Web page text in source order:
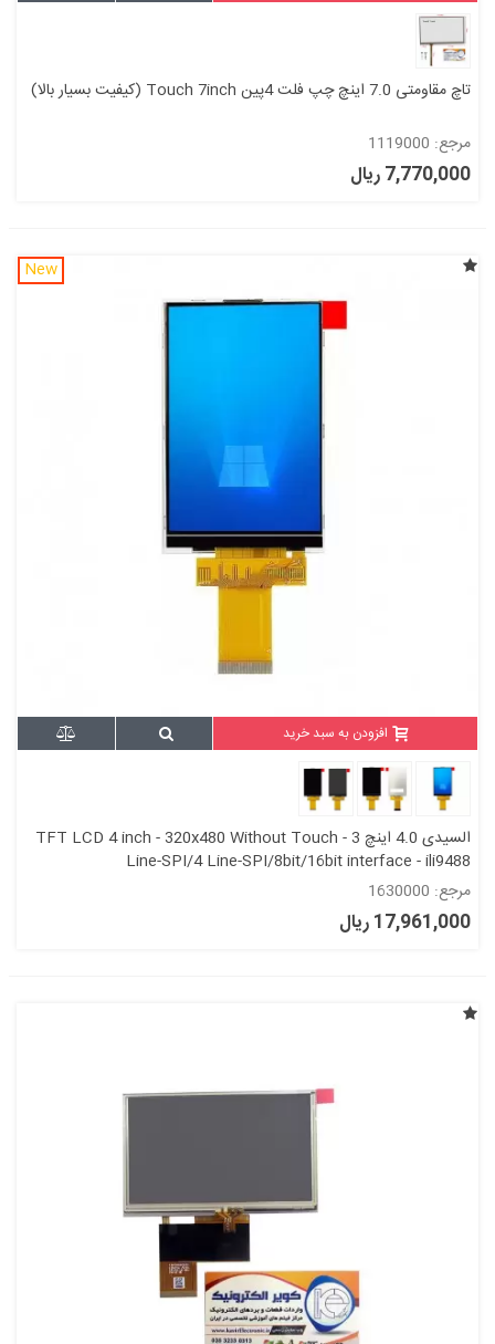
تاچ مقاومتی 7.0 اینچ چپ فلت 4پین Touch 7inch (کیفیت بسیار بالا)
مرجع: 1119000
7,770,000 ریال
New
افزودن به سبد خرید
السیدی 4.0 اینچ TFT LCD 4 inch - 320x480 Without Touch - 3
Line-SPI/4 Line-SPI/8bit/16bit interface - ili9488
مرجع: 1630000
17,961,000 ریال